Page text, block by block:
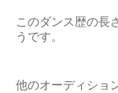
このダンス歴の長
うです。
他のオーディショ